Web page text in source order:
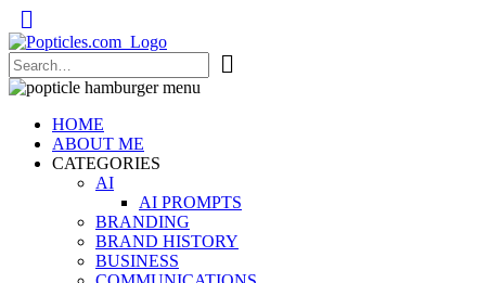
Popticles.com
HOME
ABOUT ME
CATEGORIES
AI
AI PROMPTS
BRANDING
BRAND HISTORY
BUSINESS